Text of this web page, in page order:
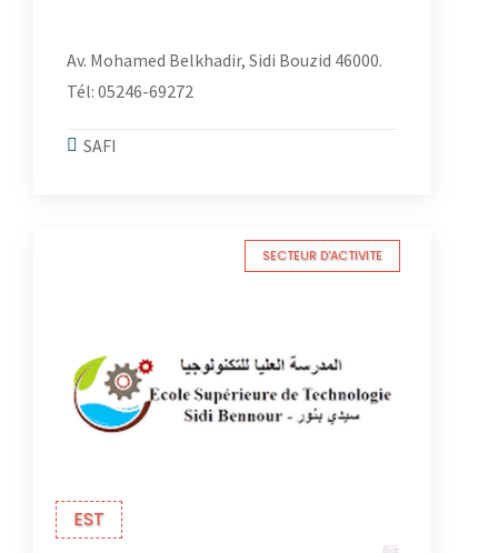
Av. Mohamed Belkhadir, Sidi Bouzid 46000.
Tél: 05246-69272
SAFI
EST
SECTEUR D'ACTIVITE